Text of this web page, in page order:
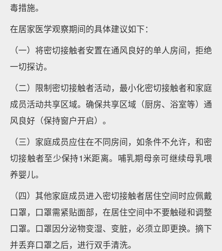
毒措施。
在居家医学观察期间的具体建议如下：
（一）将密切接触者安置在通风良好的单人房间，拒绝
一切探访。
（二）限制密切接触者活动，最小化密切接触者和家庭
成员活动共享区域。确保共享区域（厨房、浴室等）通
风良好（保持窗户开启）。
（三）家庭成员应住在不同房间，如条件不允许，和密
切接触者至少保持1米距离。哺乳期母亲可继续母乳喂
养婴儿。
（四）其他家庭成员进入密切接触者居住空间时应佩戴
口罩，口罩需紧贴面部，在居住空间中不要触碰和调整
口罩。口罩因分泌物变湿、变脏，必须立即更换。摘下
并丢弃口罩之后，进行双手清洗。